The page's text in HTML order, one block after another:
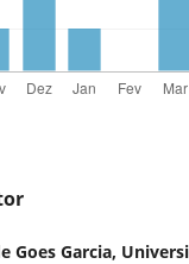
Goes Garcia,